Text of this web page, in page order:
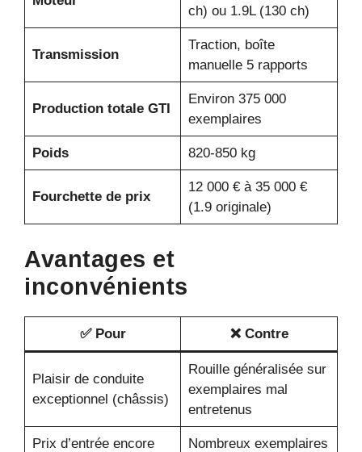
ch) ou 1.9L (130 ch)
Transmission
Traction, boîte
manuelle 5 rapports
Production totale GTI
Environ 375 000
exemplaires
Poids 820-850 kg
Fourchette de prix
12 000 € à 35 000 €
(1.9 originale)
Avantages et
inconvénients
✅ Pour ❌ Contre
Plaisir de conduite
exceptionnel (châssis)
Rouille généralisée sur
exemplaires mal
entretenus
Prix d’entrée encore
Nombreux exemplaires